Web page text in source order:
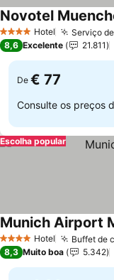
4 EstrelasHotel Serviço
Novotel
8,6 Excelente 21.811
De € 77
Consulte os preços
Escolha popular
4 EstrelasHotel Buffet de
Munich Airport
8,3 Muito boa 5.342